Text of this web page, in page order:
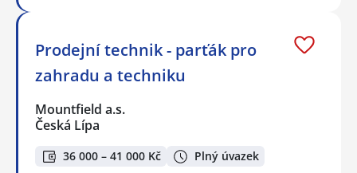
Prodejní technik - parťák pro
zahradu a techniku
Mountfield a.s.
Česká Lípa
36 000 – 41 000 Kč Plný úvazek